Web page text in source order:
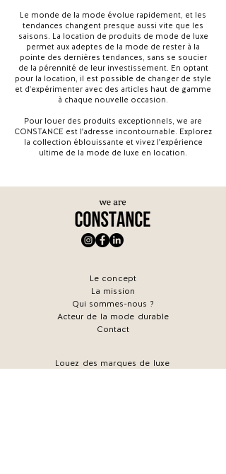
Le monde de la mode évolue rapidement, et les
tendances changent presque aussi vite que les
saisons. La location de produits de mode de luxe
permet aux adeptes de la mode de rester à la
pointe des dernières tendances, sans se soucier
de la pérennité de leur investissement. En optant
pour la location, il est possible de changer de style
et d'expérimenter avec des articles haut de gamme
à chaque nouvelle occasion.
Pour louer des produits exceptionnels, we are
CONSTANCE est l'adresse incontournable. Explorez
la collection éblouissante et vivez l'expérience
ultime de la mode de luxe en location.
Le concept
La mission
Qui sommes-nous ?
Acteur de la mode durable
Contact
Louez des marques de luxe